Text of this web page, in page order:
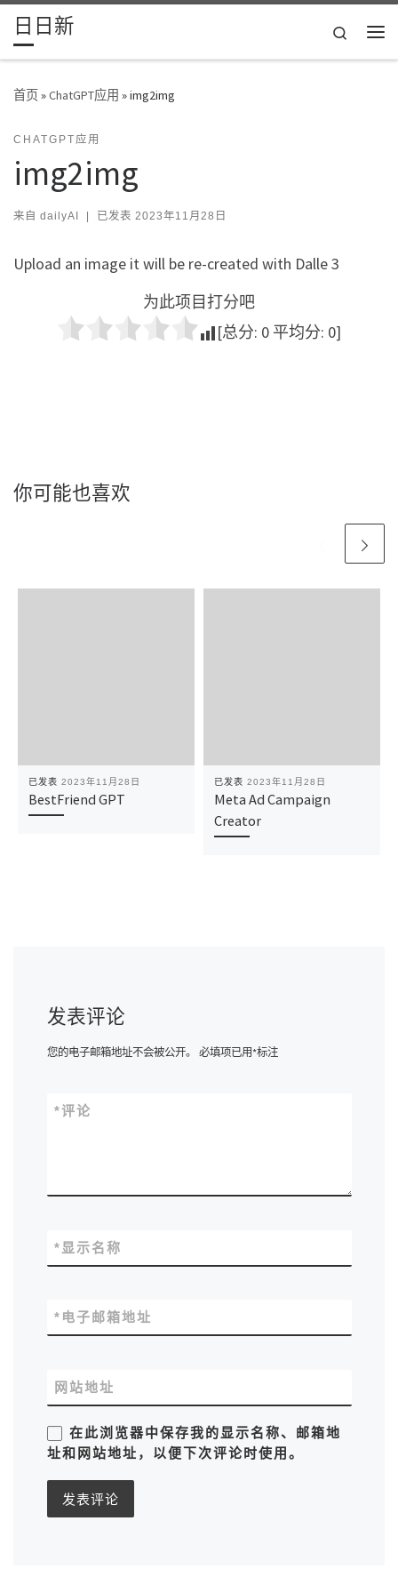
Skip to content
日日新
Search
首页»ChatGPT应用 »img2img
CHATGPT应用
img2img
来自 dailyAI | 已发表 2023年11月28日
Upload an image it will be re-created with Dalle 3
为此项目打分吧
[总分: 0 平均分: 0]
你可能也喜欢
已发表 2023年11月28日
BestFriend GPT
已发表 2023年11月28日
Meta Ad Campaign
Creator
发表评论
您的电子邮箱地址不会被公开。 必填项已用*标注
评论
*
显示名称
*
电子邮箱地址
*
网站地址
在此浏览器中保存我的显示名称、邮箱地
址和网站地址，以便下次评论时使用。